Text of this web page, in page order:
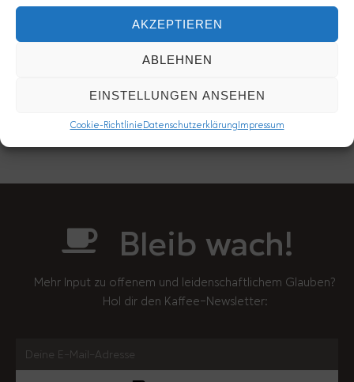
AKZEPTIEREN
ABLEHNEN
EINSTELLUNGEN ANSEHEN
Cookie-Richtlinie Datenschutzerklärung Impressum
Comments are closed.
Bleib wach!
Mehr Input zu offenem und leidenschaftlichem Glauben?
Hol dir den Kaffee-Newsletter: